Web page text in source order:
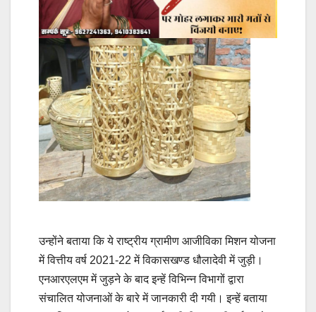
उन्होंने बताया कि ये राष्ट्रीय ग्रामीण आजीविका मिशन योजना
में वित्तीय वर्ष 2021-22 में विकासखण्ड धौलादेवी में जुड़ी।
एनआरएलएम में जुड़ने के बाद इन्हें विभिन्न विभागों द्वारा
संचालित योजनाओं के बारे में जानकारी दी गयी। इन्हें बताया